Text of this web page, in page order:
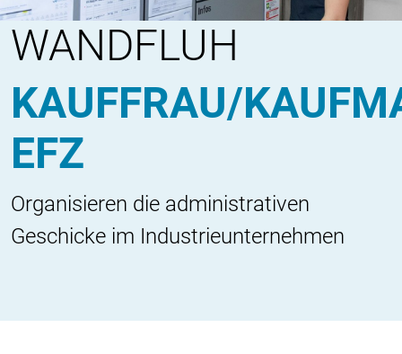
WANDFLUH
KAUFFRAU/
EFZ
Organisieren die administrativen
Geschicke im Industrieunternehmen